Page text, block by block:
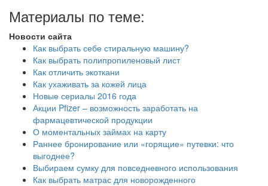
Материалы по теме:
Новости сайта
Как выбрать себе стиральную машину?
Как выбрать полипропиленовый лист
Как отличить экоткани
Как ухаживать за кожей лица
Новые сериалы 2016 года
Акции Pfizer – возможность заработать на
фармацевтической продукции
О моментальных займах на карту
Раннее бронирование или «горящие» путевки: что
выгоднее?
Выбираем сумку для повседневного использования
Как выбрать матрас для новорожденного